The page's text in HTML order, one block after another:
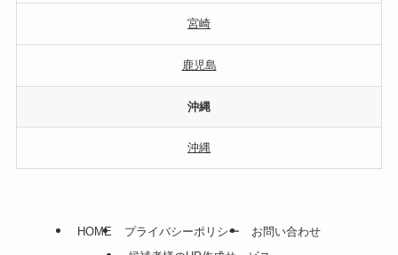
宮崎
鹿児島
沖縄
沖縄
HOME プライバシーポリシー
お問い合わせ